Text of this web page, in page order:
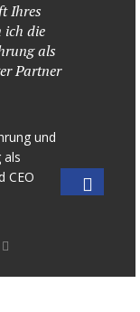
Ihres
ich die
als
Partner
und
als
CEO